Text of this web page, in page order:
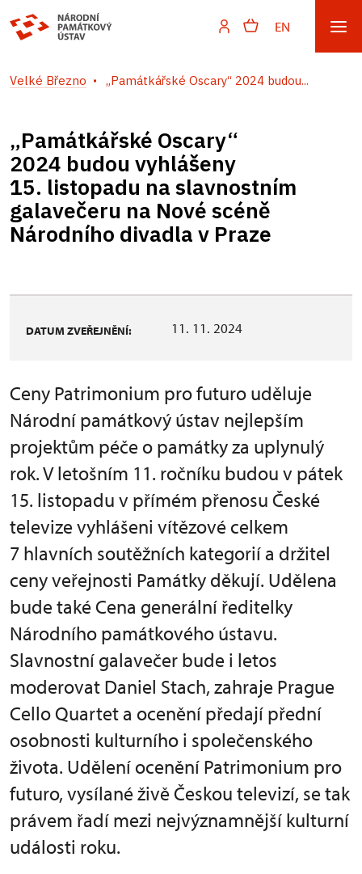
EN
Velké Březno „Památkářské Oscary“ 2024 budou...
„Památkářské Oscary“
2024 budou vyhlášeny
15. listopadu na slavnostním
galavečeru na Nové scéně
Národního divadla v Praze
DATUM ZVEŘEJNĚNÍ: 11. 11. 2024
Ceny Patrimonium pro futuro uděluje
Národní památkový ústav nejlepším
projektům péče o památky za uplynulý
rok. V letošním 11. ročníku budou v pátek
15. listopadu v přímém přenosu České
televize vyhlášeni vítězové celkem
7 hlavních soutěžních kategorií a držitel
ceny veřejnosti Památky děkují. Udělena
bude také Cena generální ředitelky
Národního památkového ústavu.
Slavnostní galavečer bude i letos
moderovat Daniel Stach, zahraje Prague
Cello Quartet a ocenění předají přední
osobnosti kulturního i společenského
života. Udělení ocenění Patrimonium pro
futuro, vysílané živě Českou televizí, se tak
právem řadí mezi nejvýznamnější kulturní
události roku.